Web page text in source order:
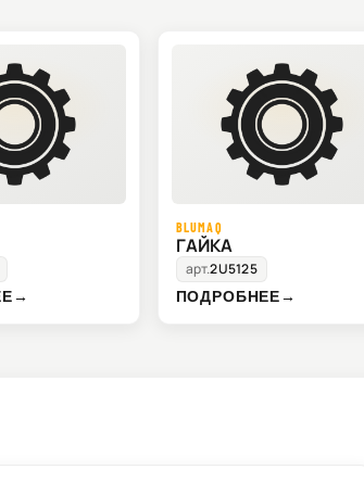
→
BLUMAQ
ГАЙКА
арт.2U5125
ПОДРОБНЕЕ→